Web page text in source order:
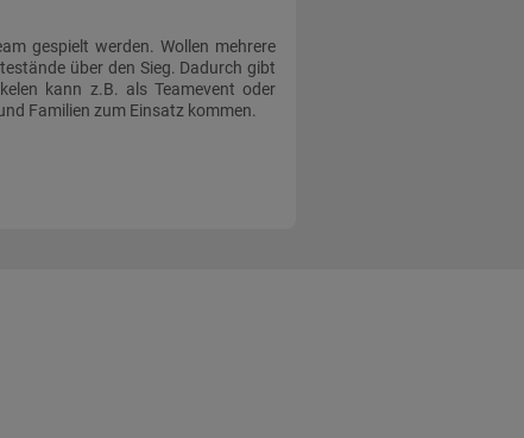
gespielt werden. Wollen mehrere
über den Sieg. Dadurch gibt
kann z.B. als Teamevent oder
Familien zum Einsatz kommen.